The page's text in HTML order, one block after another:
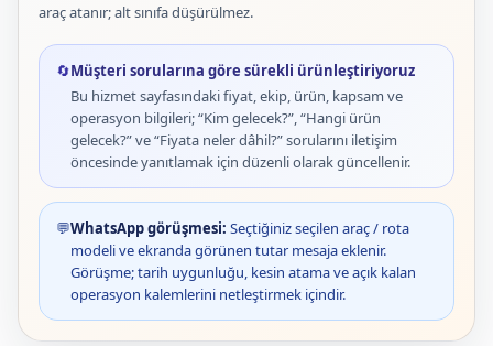
araç atanır; alt sınıfa düşürülmez.
🔄Müşteri sorularına göre sürekli ürünleştiriyoruz
Bu hizmet sayfasındaki fiyat, ekip, ürün, kapsam ve
operasyon bilgileri; “Kim gelecek?”, “Hangi ürün
gelecek?” ve “Fiyata neler dâhil?” sorularını iletişim
öncesinde yanıtlamak için düzenli olarak güncellenir.
💬WhatsApp görüşmesi: Seçtiğiniz seçilen araç / rota
modeli ve ekranda görünen tutar mesaja eklenir.
Görüşme; tarih uygunluğu, kesin atama ve açık kalan
operasyon kalemlerini netleştirmek içindir.